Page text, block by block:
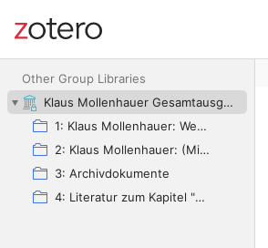
Site navigation
Other Group Libraries
Klaus Mollenhauer Gesamtausgabe (KMG)
1: Klaus Mollenhauer: Werke
2: Klaus Mollenhauer: (Mit-)herausgegebene und -verfasste Bücher
3: Archivdokumente
4: Literatur zum Kapitel "Empfehlungen zum Studium der Geschichte der Familienerziehung" von Ulrich Herrmann (in: Die Familienerziehung)